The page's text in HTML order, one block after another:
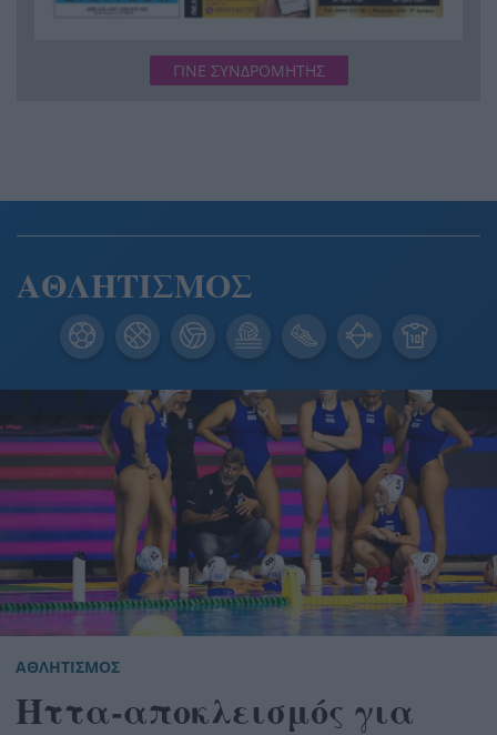
ΓΙΝΕ ΣΥΝΔΡΟΜΗΤΗΣ
ΑΘΛΗΤΙΣΜΟΣ
ΑΘΛΗΤΙΣΜΟΣ
Ήττα-αποκλεισμός για